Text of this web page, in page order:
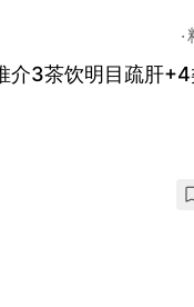
3茶饮明目疏肝+4